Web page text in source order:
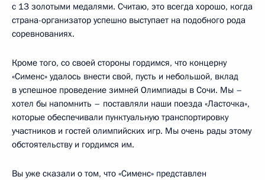
с 13 золотыми медалями. Считаю, это всегда хорошо, когда
страна-организатор успешно выступает на подобного рода
соревнованиях.
Кроме того, со своей стороны гордимся, что концерну
«Сименс» удалось внести свой, пусть и небольшой, вклад
в успешное проведение зимней Олимпиады в Сочи. Мы –
хотел бы напомнить – поставляли наши поезда «Ласточка»,
которые обеспечивали пунктуальную транспортировку
участников и гостей олимпийских игр. Мы очень рады этому
обстоятельству и гордимся им.
Вы уже сказали о том, что «Сименс» представлен